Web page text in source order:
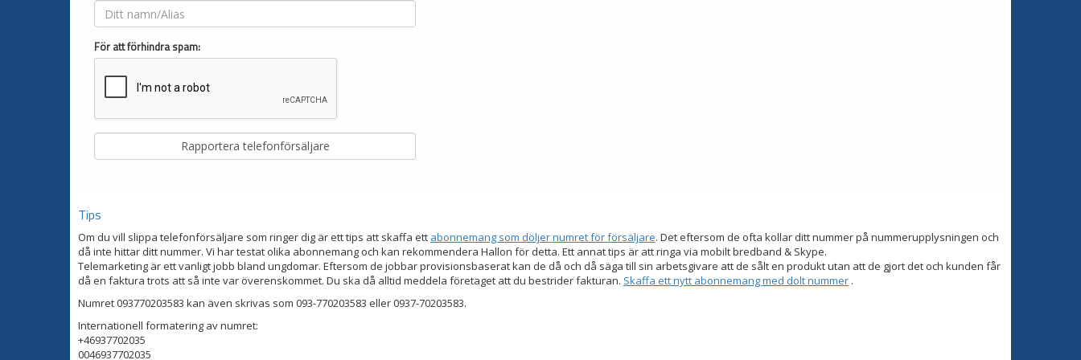
För att förhindra spam:
Tips
Om du vill slippa telefonförsäljare som ringer dig är ett tips att skaffa ett abonnemang som döljer numret för försäljare. Det eftersom de ofta kollar ditt nummer på nummerupplysningen och
då inte hittar ditt nummer. Vi har testat olika abonnemang och kan rekommendera Hallon för detta. Ett annat tips är att ringa via mobilt bredband & Skype.
Telemarketing är ett vanligt jobb bland ungdomar. Eftersom de jobbar provisionsbaserat kan de då och då säga till sin arbetsgivare att de sålt en produkt utan att de gjort det och kunden får
då en faktura trots att så inte var överenskommet. Du ska då alltid meddela företaget att du bestrider fakturan. Skaffa ett nytt abonnemang med dolt nummer .
Numret 093770203583 kan även skrivas som 093-770203583 eller 0937-70203583.
Internationell formatering av numret:
+46937702035
0046937702035